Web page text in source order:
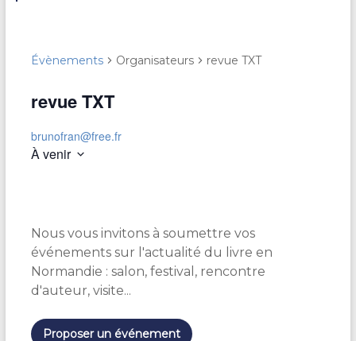
Évènements Organisateurs revue TXT
revue TXT
brunofran@free.fr
À venir
c
t
i
o
n
e
Nous vous invitons à soumettre vos
événements sur l'actualité du livre en
Normandie : salon, festival, rencontre
d'auteur, visite...
Proposer un événement